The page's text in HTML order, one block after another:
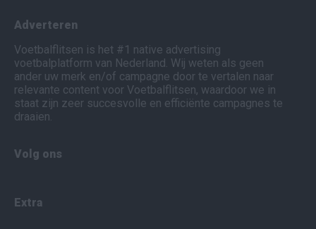
Adverteren
Voetbalflitsen is het #1 native advertising
voetbalplatform van Nederland. Wij weten als geen
ander uw merk en/of campagne door te vertalen naar
relevante content voor Voetbalflitsen, waardoor we in
staat zijn zeer succesvolle en efficiënte campagnes te
draaien.
Volg ons
Extra